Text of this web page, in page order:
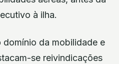
à ilha.
domínio da mobilidade e
se reivindicações